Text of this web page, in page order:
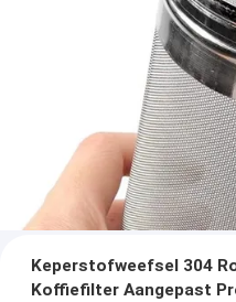
Keperstofweefsel 304
Koffiefilter Aangepast